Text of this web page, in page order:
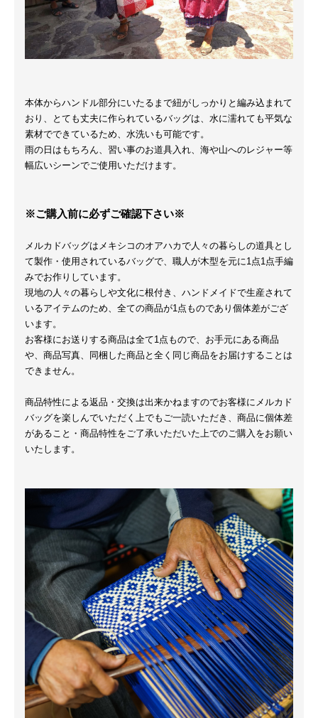
本体からハンドル部分にいたるまで紐がしっかりと編み込まれて
おり、とても丈夫に作られているバッグは、水に濡れても平気な
素材でできているため、水洗いも可能です。
雨の日はもちろん、習い事のお道具入れ、海や山へのレジャー等
幅広いシーンでご使用いただけます。
※ご購入前に必ずご確認下さい※
メルカドバッグはメキシコのオアハカで人々の暮らしの道具とし
て製作・使用されているバッグで、職人が木型を元に1点1点手編
みでお作りしています。
現地の人々の暮らしや文化に根付き、ハンドメイドで生産されて
いるアイテムのため、全ての商品が1点ものであり個体差がござ
います。
お客様にお送りする商品は全て1点もので、お手元にある商品
や、商品写真、同梱した商品と全く同じ商品をお届けすることは
できません。
商品特性による返品・交換は出来かねますのでお客様にメルカド
バッグを楽しんでいただく上でもご一読いただき、商品に個体差
があること・商品特性をご了承いただいた上でのご購入をお願い
いたします。